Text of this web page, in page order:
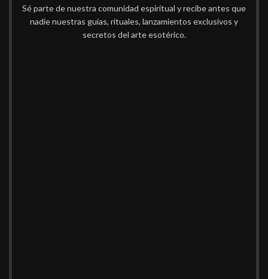
Sé parte de nuestra comunidad espiritual y recibe antes que
nadie nuestras guías, rituales, lanzamientos exclusivos y
secretos del arte esotérico.